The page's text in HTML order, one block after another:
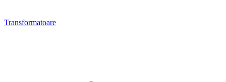
Transformatoare